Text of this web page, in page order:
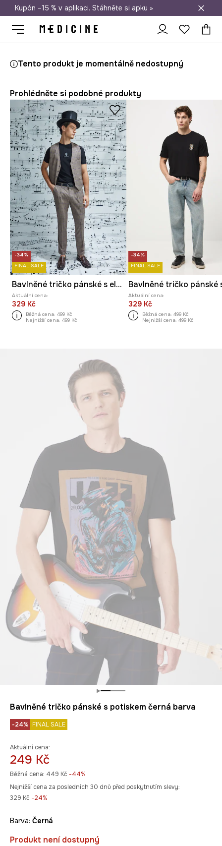
Doprava zdarma při nákupu nad 1 200 Kč
Kupón –15 % v aplikaci. Stáhněte si apku »
Tento produkt je momentálně nedostupný
Prohlédněte si podobné produkty
-34%
FINAL SALE
Bavlněné tričko pánské s elastanem z kolekce Národní institut Fryderyka Chopina x Medicine
Aktuální cena:
329 Kč
Běžná cena: 499 Kč
Nejnižší cena: 499 Kč
-34%
FINAL SALE
Aktuální cena:
329 Kč
Běžná cena: 499 Kč
Nejnižší cena: 499 Kč
Bavlněné tričko pánské s potiskem černá barva
-24% FINAL SALE
Aktuální cena:
249 Kč
Běžná cena: 449 Kč -44%
Nejnižší cena za posledních 30 dnů před poskytnutím slevy:
329 Kč -24%
Barva: černá
Produkt není dostupný